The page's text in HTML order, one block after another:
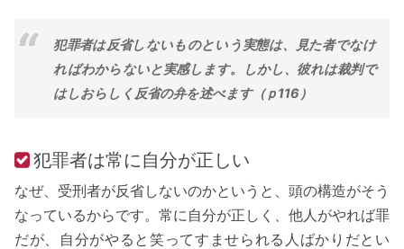
犯罪者は反省しないものという実態は、見た者でなけ
ればわからないと実感します。しかし、彼れは裁判で
はしおらしく反省の弁を述べます（ｐ116）
犯罪者は常に自分が正しい
なぜ、受刑者が反省しないのかというと、頭の構造がそう
なっているからです。常に自分が正しく、他人がやれば罪
だが、自分がやると笑ってすませられる人ばかりだとい